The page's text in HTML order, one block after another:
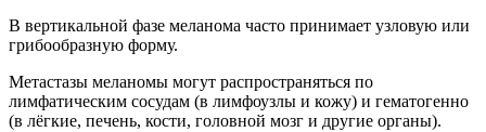
В вертикальной фазе меланома часто принимает узловую или
грибообразную форму.
Метастазы меланомы могут распространяться по
лимфатическим сосудам (в лимфоузлы и кожу) и гематогенно
(в лёгкие, печень, кости, головной мозг и другие органы).